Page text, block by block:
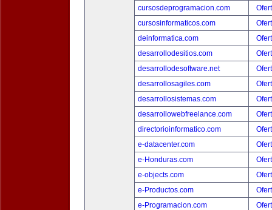
cursosdeprogramacion.com
cursosinformaticos.com
deinformatica.com
desarrollodesitios.com
desarrollodesoftware.net
desarrollosagiles.com
desarrollosistemas.com
desarrollowebfreelance.com
directorioinformatico.com
e-datacenter.com
e-Honduras.com
e-objects.com
e-Productos.com
e-Programacion.com